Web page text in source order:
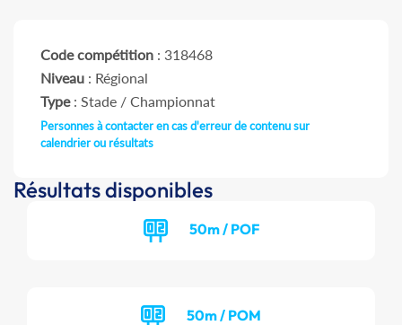
Code compétition : 318468
Niveau : Régional
Type: Stade / Championnat
Personnes à contacter en cas d'erreur de contenu sur
calendrier ou résultats
Résultats disponibles
50m / POF
50m / POM